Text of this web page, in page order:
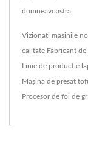
dumneavoastră.
Vizionați mașinile
calitate Fabricant
Linie de producție
Mașină de presat
Procesor de foi de